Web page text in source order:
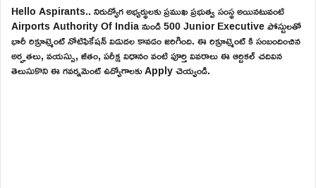
Hello Aspirants.. నిరుద్యోగ అభ్యర్థులకు ప్రముఖ ప్రభుత్వ సంస్థ అయినటువంటి
Airports Authority Of India నుండి 500 Junior Executive పోస్టులతో
భారీ రిక్రూట్మెంట్ నోటిఫికేషన్ విడుదల కావడం జరిగింది. ఈ రిక్రూట్మెంట్ కి సంబందించిన
అర్హతలు, వయస్సు, జీతం, పరీక్ష విధానం వంటి పూర్తి వివరాలు ఈ ఆర్టికల్ చదివిన
తెలుసుకొని ఈ గవర్నమెంట్ ఉద్యోగాలకు Apply చెయ్యండి.